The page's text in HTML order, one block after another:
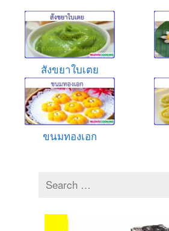
สังขยาใบเตย
ขนมทองเอก
Search
for